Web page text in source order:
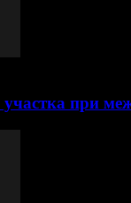
участка при